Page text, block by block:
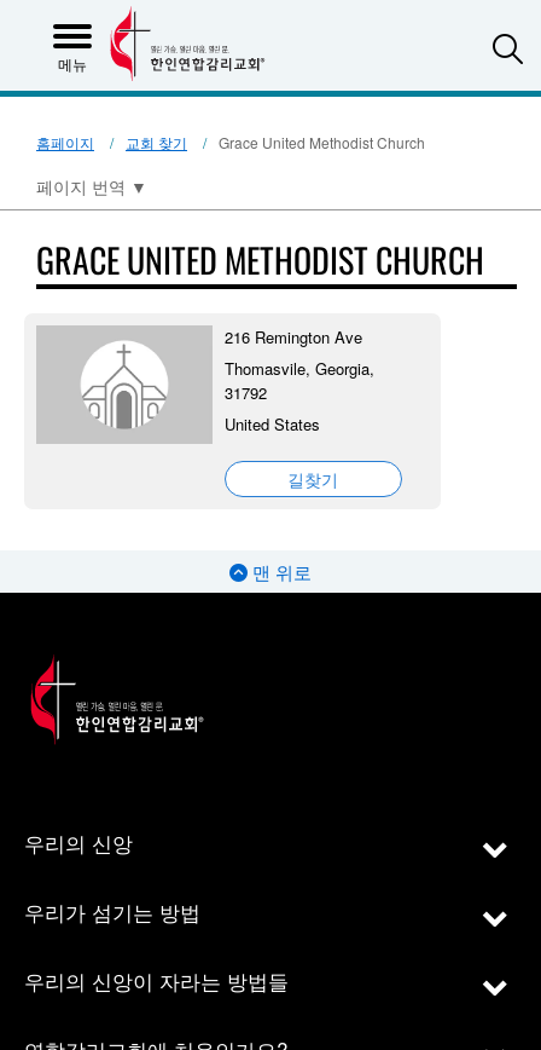
메뉴
홈페이지 교회 찾기 Grace United Methodist Church
페이지 번역 ▼
GRACE UNITED METHODIST CHURCH
216 Remington Ave
Thomasvile, Georgia,
31792
United States
길찾기
맨 위로
우리의 신앙
우리가 섬기는 방법
우리의 신앙이 자라는 방법들